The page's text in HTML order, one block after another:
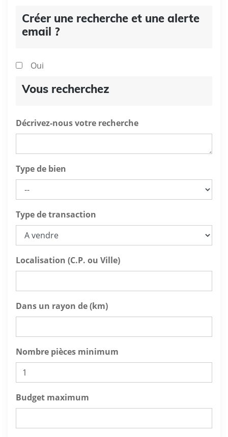
Créer une recherche et une alerte
email ?
Oui
Vous recherchez
Décrivez-nous votre recherche
Type de bien
Type de transaction
Localisation (C.P. ou Ville)
Dans un rayon de (km)
Nombre pièces minimum
Budget maximum